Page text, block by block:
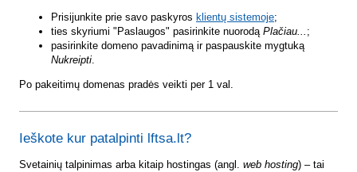
Prisijunkite prie savo paskyros klientų sistemoje;
ties skyriumi "Paslaugos" pasirinkite nuorodą Plačiau... ;
pasirinkite domeno pavadinimą ir paspauskite mygtuką
Nukreipti.
Po pakeitimų domenas pradės veikti per 1 val.
Ieškote kur patalpinti lftsa.lt?
Svetainių talpinimas arba kitaip hostingas (angl. web hosting) – tai